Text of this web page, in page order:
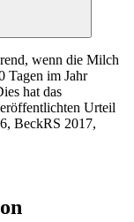
wenn die Milch
Tagen im Jahr
hat das
Urteil
BeckRS 2017,